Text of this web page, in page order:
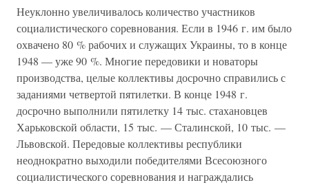
Неуклонно увеличивалось количество участников
социалистического соревнования. Если в 1946 г. им было
охвачено 80 % рабочих и служащих Украины, то в конце
1948 — уже 90 %. Многие передовики и новаторы
производства, целые коллективы досрочно справились с
заданиями четвертой пятилетки. В конце 1948 г.
досрочно выполнили пятилетку 14 тыс. стахановцев
Харьковской области, 15 тыс. — Сталинской, 10 тыс. —
Львовской. Передовые коллективы республики
неоднократно выходили победителями Всесоюзного
социалистического соревнования и награждались